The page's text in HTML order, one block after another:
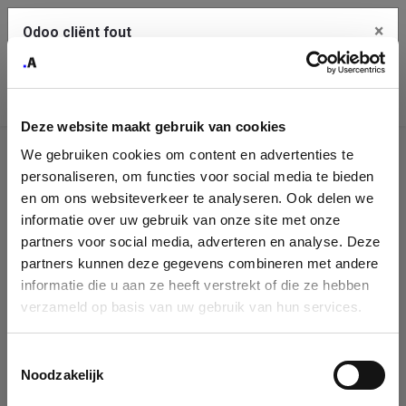
Deze website maakt gebruik van cookies
We gebruiken cookies om content en advertenties te
personaliseren, om functies voor social media te bieden
en om ons websiteverkeer te analyseren. Ook delen we
informatie over uw gebruik van onze site met onze
partners voor social media, adverteren en analyse. Deze
partners kunnen deze gegevens combineren met andere
informatie die u aan ze heeft verstrekt of die ze hebben
verzameld op basis van uw gebruik van hun services.
Noodzakelijk
Identificatie
onderneming
Please fill in your company details
You can search a company in our database by name, VAT or
enterprise ID. When a company is selected it will auto-complete the
form. If you don't find your company in our database, you can create
Odoo cliënt fout ×
klembord
Je dient de kopieer knop te gebruiken om de fout te melden
aan support.
Bekijk details